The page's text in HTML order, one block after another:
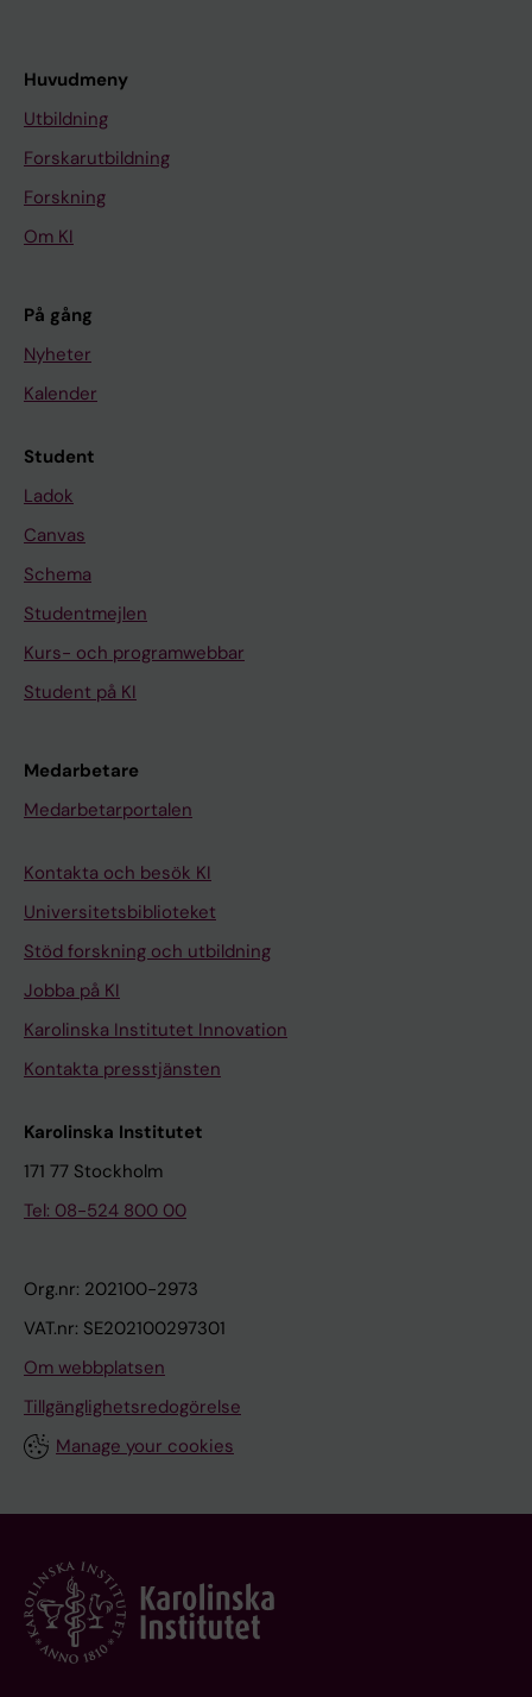
1
9
9
;
2
A
)
:
5
-
4
5
9
i
e
a
d
h
y
s
c
a
l
c
t
v
t
y
i
n
t
e
t
i
Huvudmeny
Utbildning
Forskarutbildning
Forskning
Om KI
På gång
Nyheter
Kalender
Student
Ladok
Canvas
Schema
Studentmejlen
Kurs- och programwebbar
Student på KI
Medarbetare
Medarbetarportalen
Kontakta och besök KI
Universitetsbiblioteket
Stöd forskning och utbildning
Jobba på KI
Karolinska Institutet Innovation
Kontakta presstjänsten
Karolinska Institutet
171 77 Stockholm
Tel: 08-524 800 00
Org.nr: 202100-2973
VAT.nr: SE202100297301
Om webbplatsen
Tillgänglighetsredogörelse
Manage your cookies